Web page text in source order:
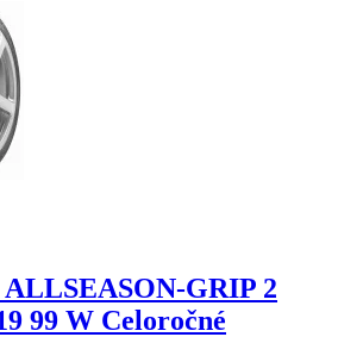
ALLSEASON-GRIP 2
99 W Celoročné